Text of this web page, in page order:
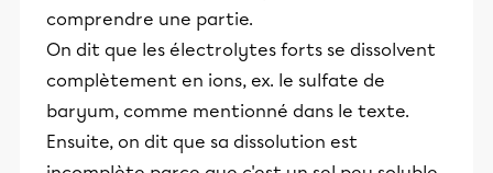
comprendre une partie.
On dit que les électrolytes forts se dissolvent
complètement en ions, ex. le sulfate de
baryum, comme mentionné dans le texte.
Ensuite, on dit que sa dissolution est